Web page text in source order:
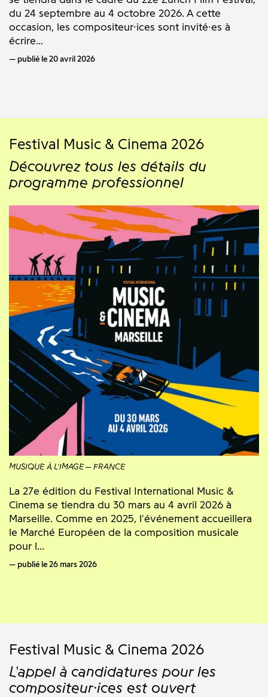
du 24 septembre au 4 octobre 2026. A cette
occasion, les compositeur·ices sont invité·es à
écrire...
publié le 20 avril 2026
Festival Music & Cinema 2026
Découvrez tous les détails du
programme professionnel
MUSIQUE À L'IMAGE FRANCE
La 27e édition du Festival International Music &
Cinema se tiendra du 30 mars au 4 avril 2026 à
Marseille. Comme en 2025, l'événement accueillera
le Marché Européen de la composition musicale
pour l...
publié le 26 mars 2026
Festival Music & Cinema 2026
L'appel à candidatures pour les
compositeur·ices est ouvert